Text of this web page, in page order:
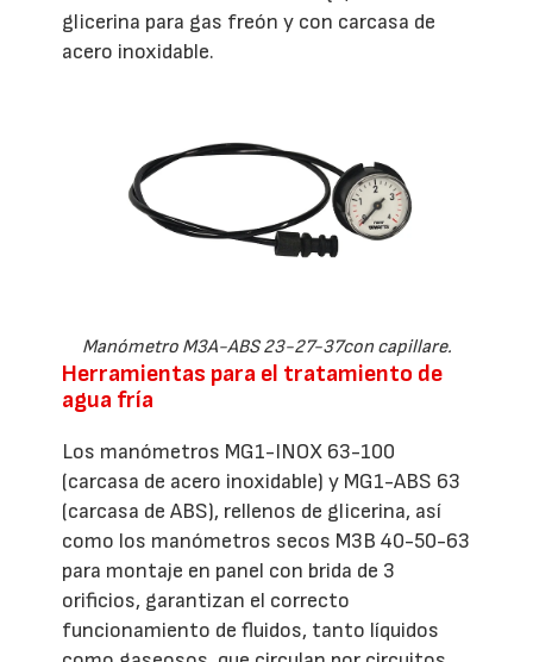
glicerina para gas freón y con carcasa de
acero inoxidable.
Manómetro M3A-ABS 23-27-37con capillare.
Herramientas para el tratamiento de
agua fría
Los manómetros MG1-INOX 63-100
(carcasa de acero inoxidable) y MG1-ABS 63
(carcasa de ABS), rellenos de glicerina, así
como los manómetros secos M3B 40-50-63
para montaje en panel con brida de 3
orificios, garantizan el correcto
funcionamiento de fluidos, tanto líquidos